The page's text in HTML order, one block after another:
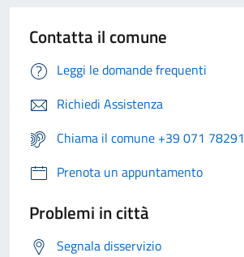
Contatta il comune
Leggi le domande frequenti
Richiedi Assistenza
Chiama il comune +39 071 78291
Prenota un appuntamento
Problemi in città
Segnala disservizio